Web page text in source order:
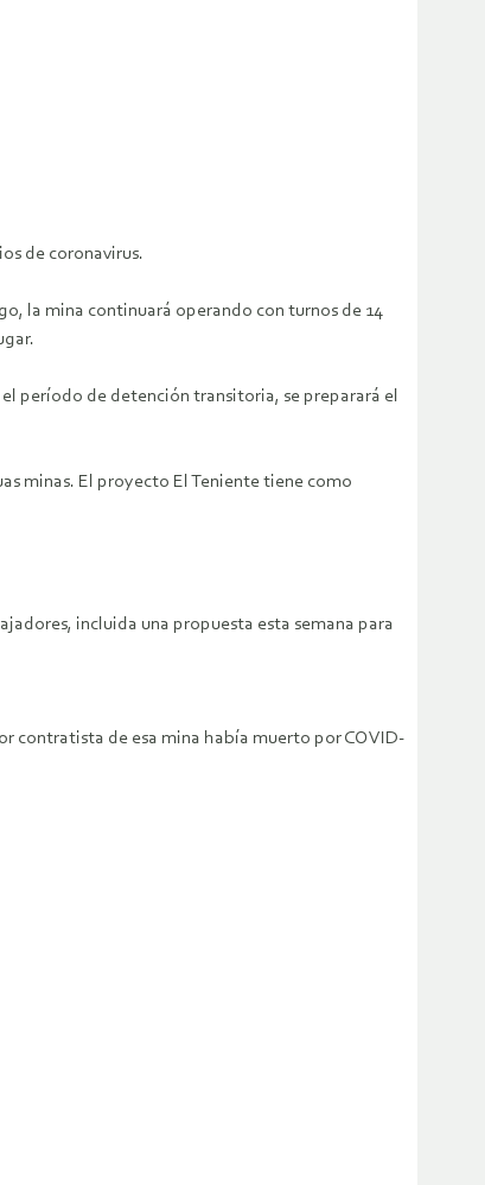
de coronavirus.
la mina continuará operando con turnos de 14
período de detención transitoria, se preparará el
minas. El proyecto El Teniente tiene como
incluida una propuesta esta semana para
contratista de esa mina había muerto por COVID-